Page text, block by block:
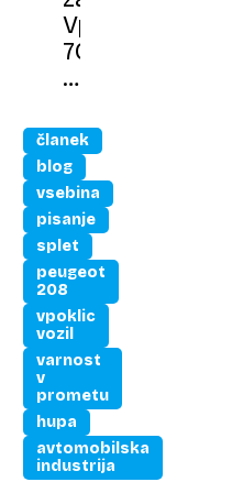
Vpoklicali
700.000
hibridov
Citroena,
Peugeota
…
članek
blog
vsebina
pisanje
splet
peugeot
208
vpoklic
vozil
varnost
v
prometu
hupa
avtomobilska
industrija